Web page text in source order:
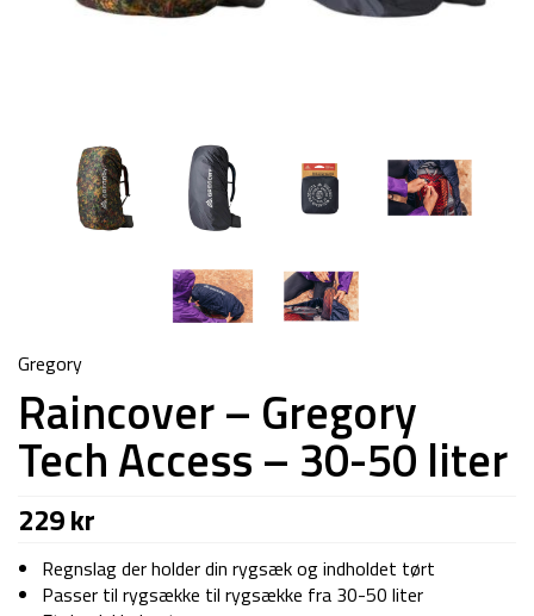
Gregory
Raincover – Gregory
Tech Access – 30-50 liter
229kr
Regnslag der holder din rygsæk og indholdet tørt
Passer til rygsække til rygsække fra 30-50 liter